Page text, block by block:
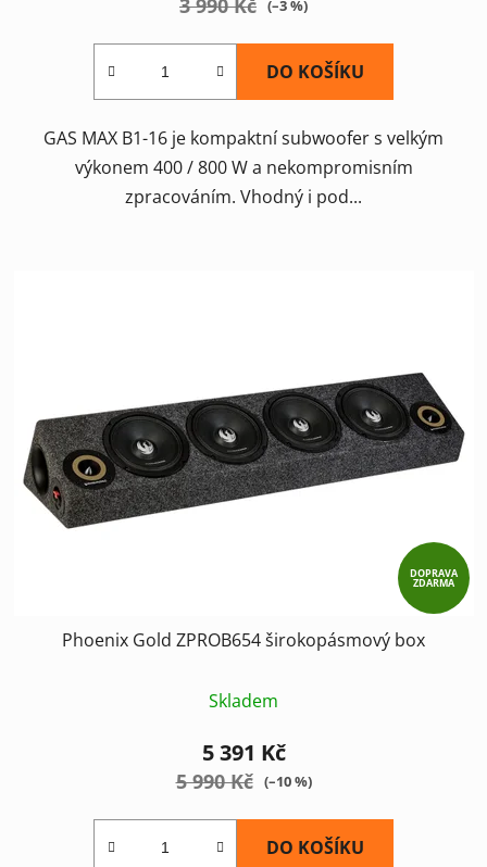
3 990 Kč (–3 %)
DO KOŠÍKU
GAS MAX B1-16 je kompaktní subwoofer s velkým
výkonem 400 / 800 W a nekompromisním
zpracováním. Vhodný i pod...
DOPRAVA
ZDARMA
Phoenix Gold ZPROB654 širokopásmový box
Skladem
5 391 Kč
5 990 Kč (–10 %)
DO KOŠÍKU